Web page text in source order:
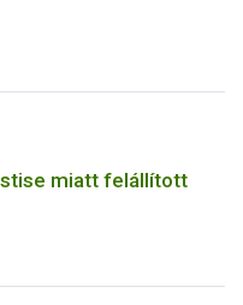
miatt felállított